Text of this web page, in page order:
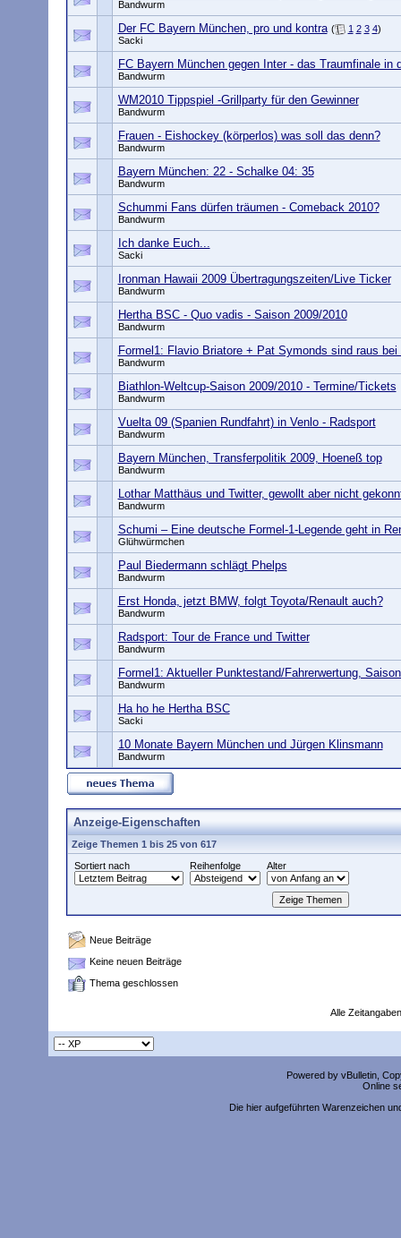
Bandwurm
Der FC Bayern München, pro und kontra ( 1 2 3 4)
Sacki
FC Bayern München gegen Inter - das Traumfinale in
Bandwurm
WM2010 Tippspiel -Grillparty für den Gewinner
Bandwurm
Frauen - Eishockey (körperlos) was soll das denn?
Bandwurm
Bayern München: 22 - Schalke 04: 35
Bandwurm
Schummi Fans dürfen träumen - Comeback 2010?
Bandwurm
Ich danke Euch...
Sacki
Ironman Hawaii 2009 Übertragungszeiten/Live Ticker
Bandwurm
Hertha BSC - Quo vadis - Saison 2009/2010
Bandwurm
Formel1: Flavio Briatore + Pat Symonds sind raus bei
Bandwurm
Biathlon-Weltcup-Saison 2009/2010 - Termine/Tickets
Bandwurm
Vuelta 09 (Spanien Rundfahrt) in Venlo - Radsport
Bandwurm
Bayern München, Transferpolitik 2009, Hoeneß top
Bandwurm
Lothar Matthäus und Twitter, gewollt aber nicht
Bandwurm
Schumi – Eine deutsche Formel-1-Legende geht in
Glühwürmchen
Paul Biedermann schlägt Phelps
Bandwurm
Erst Honda, jetzt BMW, folgt Toyota/Renault auch?
Bandwurm
Radsport: Tour de France und Twitter
Bandwurm
Formel1: Aktueller Punktestand/Fahrerwertung,
Bandwurm
Ha ho he Hertha BSC
Sacki
10 Monate Bayern München und Jürgen Klinsmann
Bandwurm
Anzeige-Eigenschaften
Zeige Themen 1 bis 25 von 617
Sortiert nach
Reihenfolge Alter
Neue Beiträge
Keine neuen Beiträge
Thema geschlossen
Alle
Powered by vBulletin,
Online
Die hier aufgeführten Warenzeichen